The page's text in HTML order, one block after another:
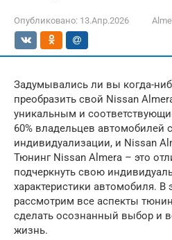
Опубликовано: 13.Апр.2026
Задумывались ли вы когда-
преобразить свой Nissan
уникальным и
60% владельцев автомобилей
индивидуализации, и Nissan
Тюнинг Nissan Almera – это
подчеркнуть свою
характеристики автомобиля. В
рассмотрим все аспекты
сделать осознанный выбор и
жизнь.